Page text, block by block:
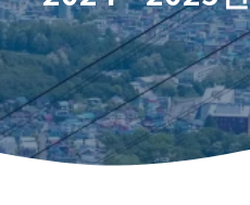
CAFE
기
파워
근처의
보
이벤
액
회사개요